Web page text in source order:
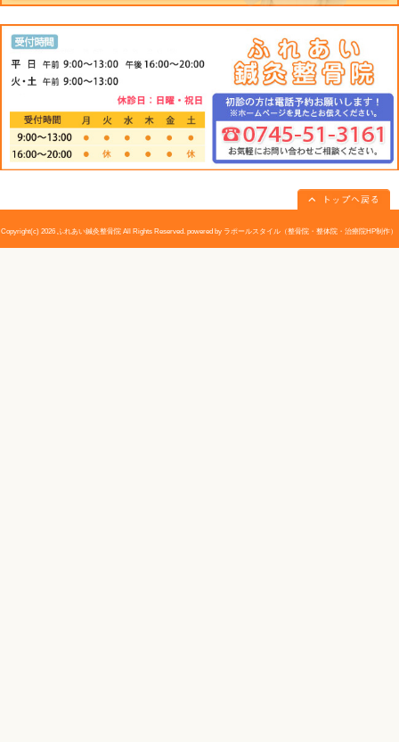
ります。
○胃潰瘍・・・・・胃粘膜に起こる限局性の組織欠損を
菌が原因です。
○胃ポリープ・・・・・胃粘膜にできる限局性隆起病変
○胃炎・・・・・胃粘膜の炎症をいいます。ストレスや
す。
○胃下垂・・・・・胃が骨盤より下に下がった状態をい
○十二指腸炎・・・・・十二指腸粘膜に起きた炎症をい
菌などが関与します。